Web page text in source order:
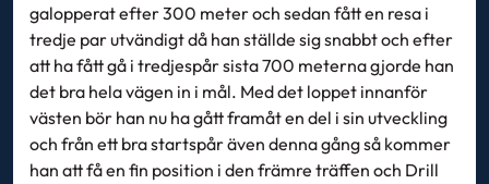
galopperat efter 300 meter och sedan fått en resa i
tredje par utvändigt då han ställde sig snabbt och efter
att ha fått gå i tredjespår sista 700 meterna gjorde han
det bra hela vägen in i mål. Med det loppet innanför
västen bör han nu ha gått framåt en del i sin utveckling
och från ett bra startspår även denna gång så kommer
han att få en fin position i den främre träffen och Drill